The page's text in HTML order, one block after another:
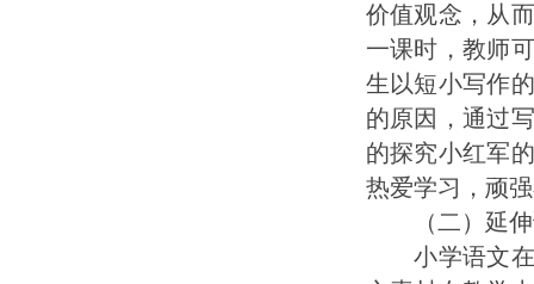
价值观念，从
一课时，教师
生以短小写作
的原因，通过
的探究小红军
热爱学习，顽
（二）延伸
小学语文在